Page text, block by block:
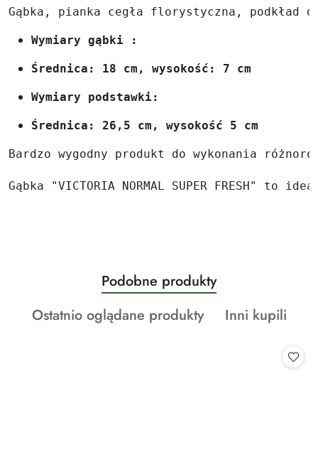
Gąbka, pianka cegła florystyczna, podkład
Wymiary gąbki :
Średnica: 18 cm, wysokość: 7 cm
Wymiary podstawki:
Średnica: 26,5 cm, wysokość 5 cm
Bardzo wygodny produkt do wykonania
Gąbka "VICTORIA NORMAL SUPER FRESH"
Pomiń karuzelę produktów
Produkty
o
statusie:
Podobne produkty
Produkty
Ostatnio oglądane produkty
Produkty
Inni kupili